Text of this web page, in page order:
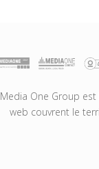
Media One Group
web couvrent le